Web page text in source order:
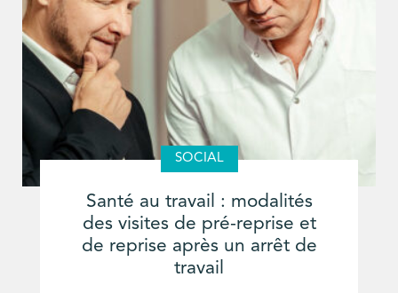
SOCIAL
Santé au travail : modalités
des visites de pré-reprise et
de reprise après un arrêt de
travail